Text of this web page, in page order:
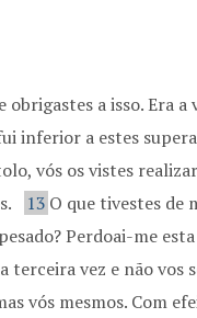
a isso. Era a
inferior a estes
vós os vistes
13 O que tivestes de
Perdoai-me
vez e não vos
vós mesmos. Com